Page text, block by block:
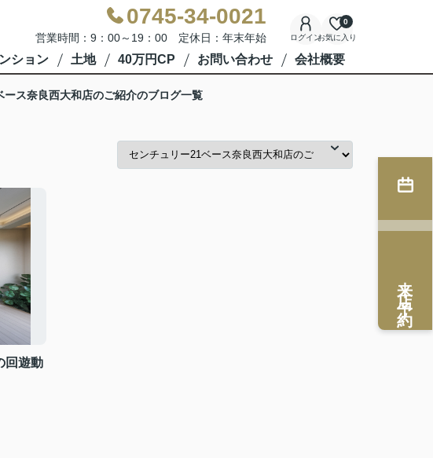
0745-34-0021
営業時間：9：00～19：00 定休日：年末年始 ログインお気に入り
0
ション 土地 40万円CP お問い合わせ 会社概要
ース奈良西大和店のご紹介のブログ一覧
回遊動
来店予約